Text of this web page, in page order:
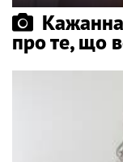
Кажанна
про те, що